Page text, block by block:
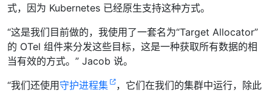
式，因为 Kubernetes 已经原生支持这种方式。
“这是我们目前做的，我使用了一套名为“Target Allocator”
的 OTel 组件来分发这些目标，这是一种获取所有数据的相
当有效的方式。” Jacob 说。
“我们还使用 守护进程集
，它们在我们的集群中运行，除此